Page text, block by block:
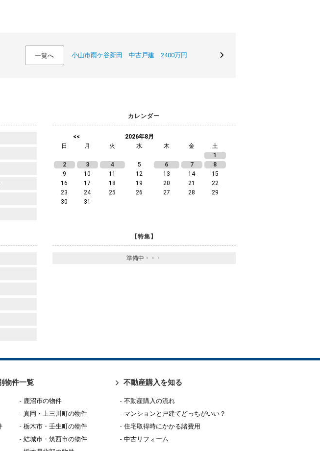
一覧へ 小山市雨ケ谷新田 中古戸建 2400万円
カレンダー
<<
2026年8月
日
月 火 水 木 金
土
1
2
3 4 5 6 7
8
9
10 11 12 13 14
15
16
17 18 19 20 21
22
23
24 25 26 27 28
29
30
31
【特集】
準備中・・・
物件一覧
鹿沼市の物件
真岡・上三川町の物件
栃木市・壬生町の物件
結城市・筑西市の物件
不動産購入を知る
不動産購入の流れ
マンションと戸建てどっちがいい？
住宅取得時にかかる諸費用
中古リフォーム